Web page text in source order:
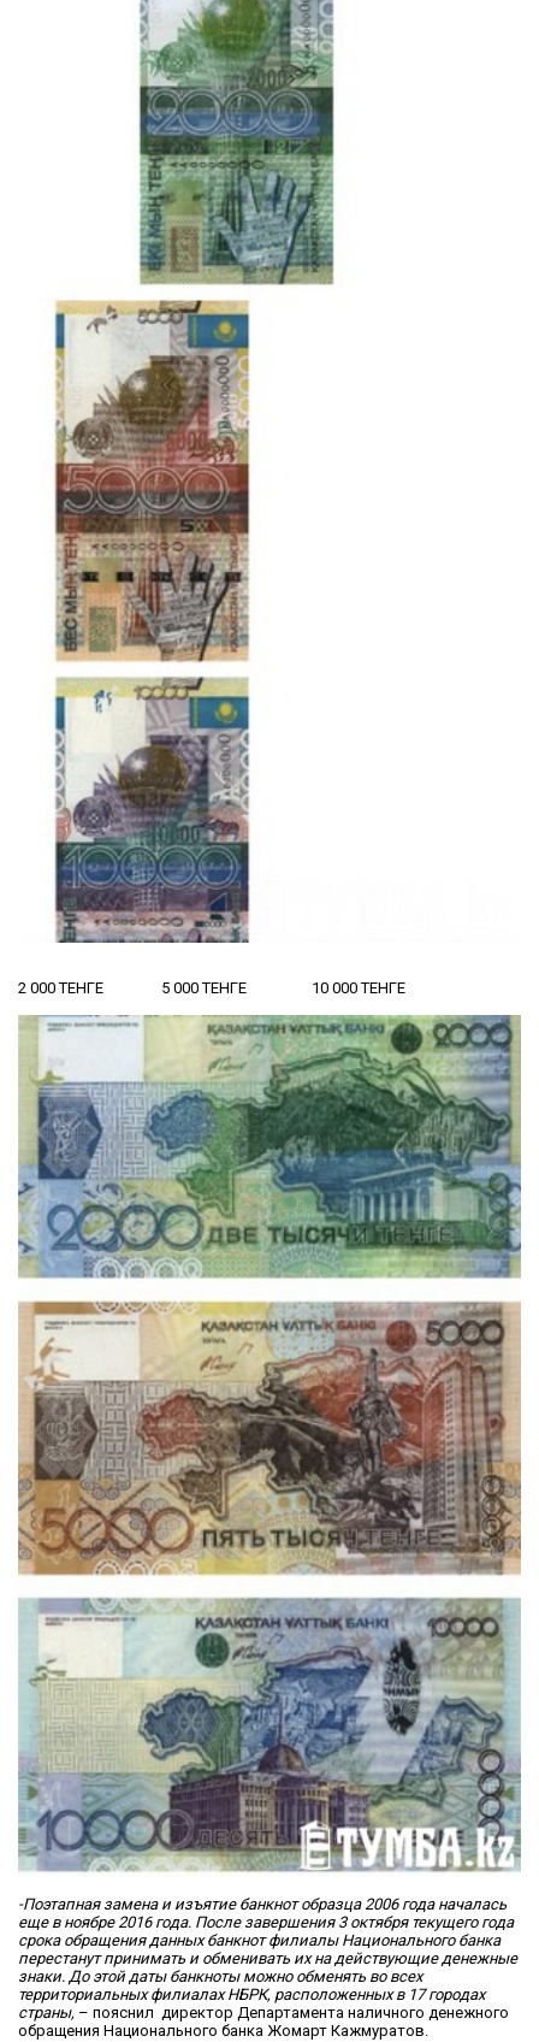
2 000 ТЕНГЕ 5 000 ТЕНГЕ 10 000 ТЕНГЕ
-Поэтапная замена и изъятие банкнот образца 2006 года началась
еще в ноябре 2016 года. После завершения 3 октября текущего года
срока обращения данных банкнот филиалы Национального банка
перестанут принимать и обменивать их на действующие денежные
знаки. До этой даты банкноты можно обменять во всех
территориальных филиалах НБРК, расположенных в 17 городах
страны, – пояснил директор Департамента наличного денежного
обращения Национального банка Жомарт Кажмуратов.